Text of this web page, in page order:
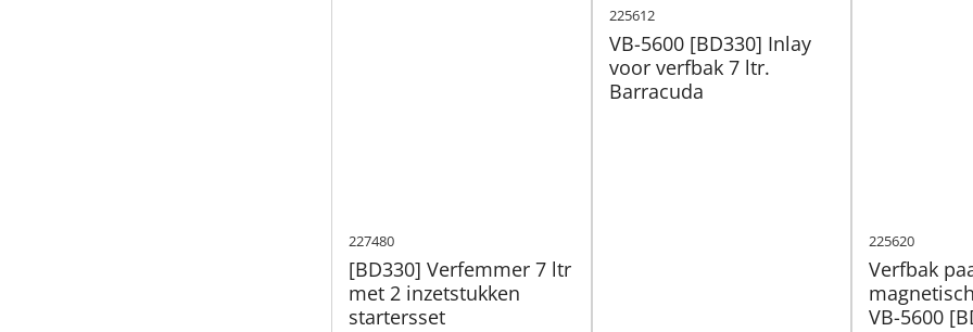
227480
[BD330] Verfemmer 7 ltr
met 2 inzetstukken
startersset
225612
VB-5600 [BD330] Inlay
voor verfbak 7 ltr.
Barracuda
225620
Verfbak
VB-5600